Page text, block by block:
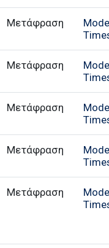
Μετάφραση
Μετάφραση
Μετάφραση
Μετάφραση
Μετάφραση